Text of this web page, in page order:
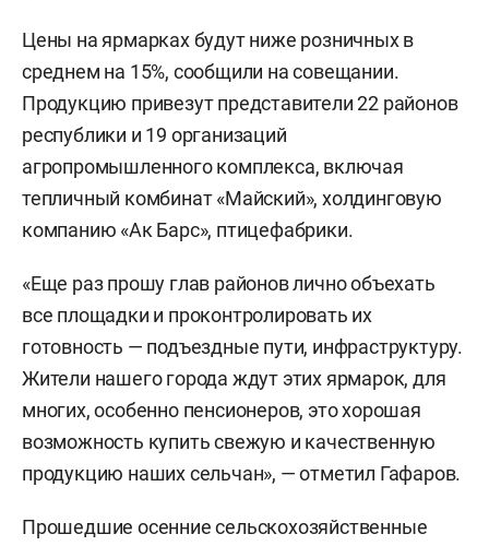
Цены на ярмарках будут ниже розничных в
среднем на 15%, сообщили на совещании.
Продукцию привезут представители 22 районов
республики и 19 организаций
агропромышленного комплекса, включая
тепличный комбинат «Майский», холдинговую
компанию «Ак Барс», птицефабрики.
«Еще раз прошу глав районов лично объехать
все площадки и проконтролировать их
готовность — подъездные пути, инфраструктуру.
Жители нашего города ждут этих ярмарок, для
многих, особенно пенсионеров, это хорошая
возможность купить свежую и качественную
продукцию наших сельчан», — отметил Гафаров.
Прошедшие осенние сельскохозяйственные